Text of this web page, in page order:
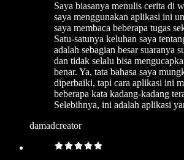
Saya biasanya menulis cerita di
saya menggunakan aplikasi ini
saya membaca beberapa tugas
Satu-satunya keluhan saya
adalah sebagian besar suaranya
dan tidak selalu bisa
benar. Ya, tata bahasa saya
diperbaiki, tapi cara aplikasi ini
beberapa kata kadang-kadang
Selebihnya, ini adalah aplikasi
damadcreator